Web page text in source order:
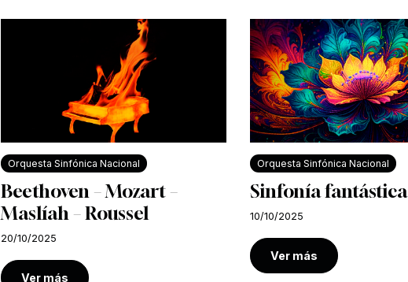
Orquesta Sinfónica Nacional
Beethoven – Mozart –
Maslíah – Roussel
20/10/2025
Ver más
Orquesta Sinfónica Nacional
Sinfonía fantástica
10/10/2025
Ver más